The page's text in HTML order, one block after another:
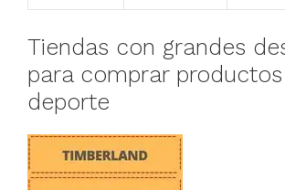
Tiendas con grandes
para comprar
deporte